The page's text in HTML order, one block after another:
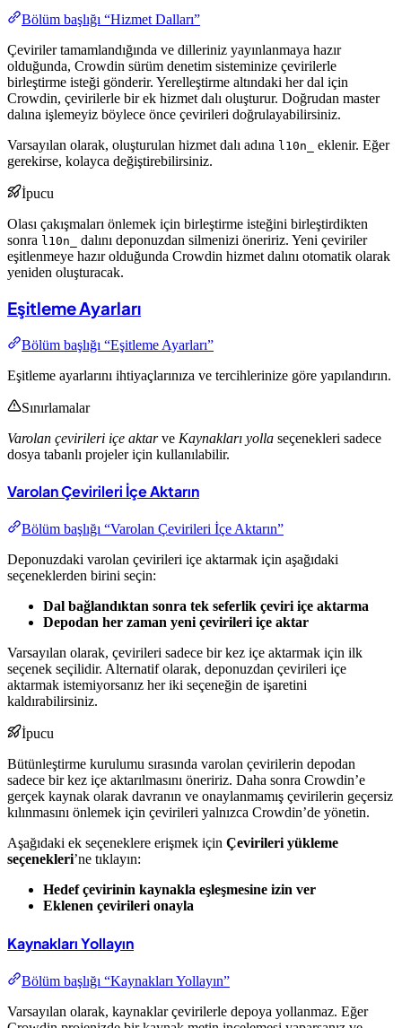
Bölüm başlığı “Hizmet Dalları”
Çeviriler tamamlandığında ve dilleriniz yayınlanmaya hazır
olduğunda, Crowdin sürüm denetim sisteminize çevirilerle
birleştirme isteği gönderir. Yerelleştirme altındaki her dal için
Crowdin, çevirilerle bir ek hizmet dalı oluşturur. Doğrudan master
dalına işlemeyiz böylece önce çevirileri doğrulayabilirsiniz.
Varsayılan olarak, oluşturulan hizmet dalı adına l10n_
eklenir. Eğer
gerekirse, kolayca değiştirebilirsiniz.
İpucu
Olası çakışmaları önlemek için birleştirme isteğini birleştirdikten
sonra l10n_
dalını deponuzdan silmenizi öneririz. Yeni çeviriler
eşitlenmeye hazır olduğunda Crowdin hizmet dalını otomatik olarak
yeniden oluşturacak.
Eşitleme Ayarları
Bölüm başlığı “Eşitleme Ayarları”
Eşitleme ayarlarını ihtiyaçlarınıza ve tercihlerinize göre yapılandırın.
Sınırlamalar
Varolan çevirileri içe aktarve Kaynakları yolla seçenekleri sadece
dosya tabanlı projeler için kullanılabilir.
Varolan Çevirileri İçe Aktarın
Bölüm başlığı “Varolan Çevirileri İçe Aktarın”
Deponuzdaki varolan çevirileri içe aktarmak için aşağıdaki
seçeneklerden birini seçin:
Dal bağlandıktan sonra tek seferlik çeviri içe aktarma
Depodan her zaman yeni çevirileri içe aktar
Varsayılan olarak, çevirileri sadece bir kez içe aktarmak için ilk
seçenek seçilidir. Alternatif olarak, deponuzdan çevirileri içe
aktarmak istemiyorsanız her iki seçeneğin de işaretini
kaldırabilirsiniz.
İpucu
Bütünleştirme kurulumu sırasında varolan çevirilerin depodan
sadece bir kez içe aktarılmasını öneririz. Daha sonra Crowdin’e
gerçek kaynak olarak davranın ve onaylanmamış çevirilerin geçersiz
kılınmasını önlemek için çevirileri yalnızca Crowdin’de yönetin.
Aşağıdaki ek seçeneklere erişmek için Çevirileri yükleme
seçenekleri’ne tıklayın:
Hedef çevirinin kaynakla eşleşmesine izin ver
Eklenen çevirileri onayla
Kaynakları Yollayın
Bölüm başlığı “Kaynakları Yollayın”
Varsayılan olarak, kaynaklar çevirilerle depoya yollanmaz. Eğer